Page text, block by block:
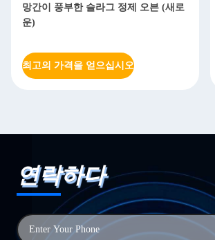
망간이 풍부한 슬라그 정제 오븐 (새로
운)
최고의 가격을 얻으십시오
연락하다